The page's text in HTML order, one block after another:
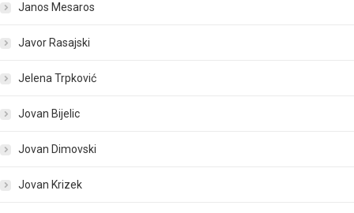
Janos Mesaros
Javor Rasajski
Jelena Trpković
Jovan Bijelic
Jovan Dimovski
Jovan Krizek